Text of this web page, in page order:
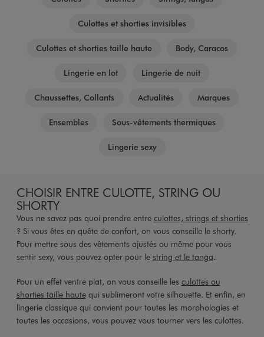
Culottes et shorties invisibles
Culottes et shorties taille haute Body, Caracos
Lingerie en lot Lingerie de nuit
Chaussettes, Collants Actualités Marques
Ensembles Sous-vêtements thermiques
Lingerie sexy
CHOISIR ENTRE CULOTTE, STRING OU
SHORTY
Vous ne savez pas quoi prendre entre culottes, strings et shorties
? Si vous êtes en quête de confort, on vous conseille le shorty.
Pour mettre sous des vêtements ajustés ou même pour vous
sentir sexy, vous pouvez opter pour le string et le tanga.
Pour un effet ventre plat, on vous conseille les culottes ou
shorties taille hautequi sublimeront votre silhouette. Et enfin, en
lingerie classique qui convient pour toutes les morphologies et
toutes les occasions, vous pouvez vous tourner vers les culottes.